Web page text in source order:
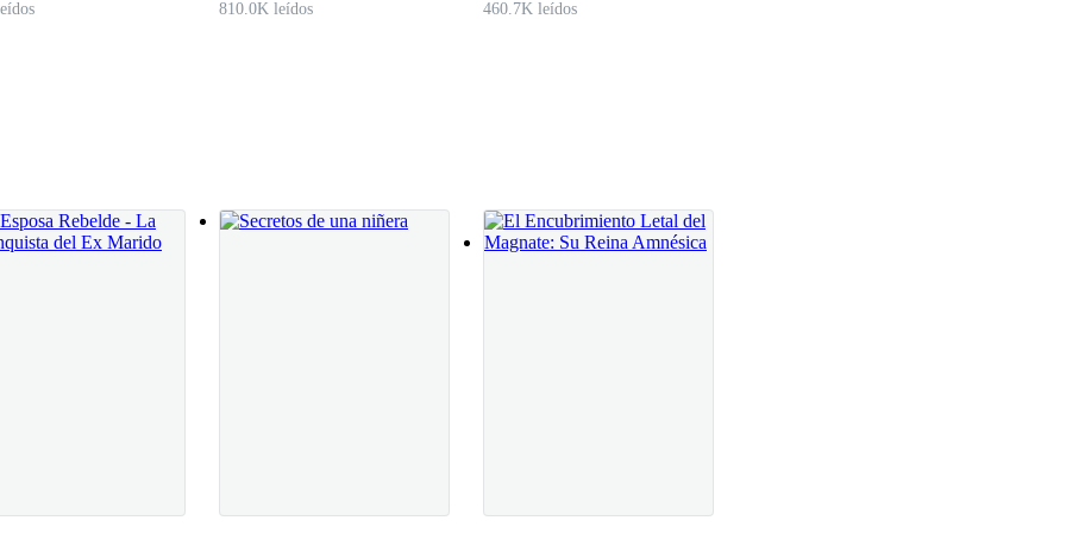
de regreso. Estaba segura de que era un malentendido, que Noah simplemente estaba siendo cortés con alguien de
entrar; diría que olvidó las llaves o un informe. Necesitaba verlo con sus propios ojos para acallar el ruido en su cabeza.
fuerza, pero antes de girarlo, su corazón se oprimió violentamente al escuchar una voz ronca de mujer.
810.0K leídos
460.7K leídos